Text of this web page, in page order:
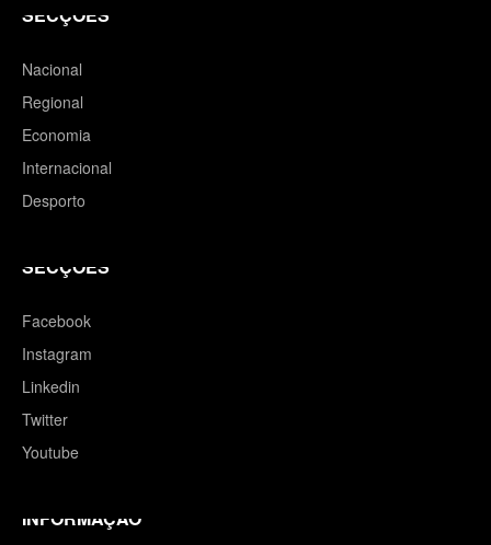
SECÇÕES
Nacional
Regional
Economia
Internacional
Desporto
SECÇÕES
Facebook
Instagram
Linkedin
Twitter
Youtube
INFORMAÇÃO